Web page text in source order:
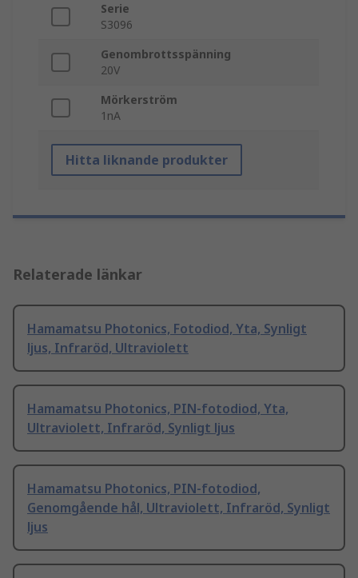
Serie
S3096
Genombrottsspänning
20V
Mörkerström
1nA
Hitta liknande produkter
Relaterade länkar
Hamamatsu Photonics, Fotodiod, Yta, Synligt
ljus, Infraröd, Ultraviolett
Hamamatsu Photonics, PIN-fotodiod, Yta,
Ultraviolett, Infraröd, Synligt ljus
Hamamatsu Photonics, PIN-fotodiod,
Genomgående hål, Ultraviolett, Infraröd, Synligt
ljus